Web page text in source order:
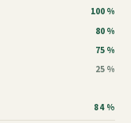
100 %
80 %
75 %
25 %
84 %